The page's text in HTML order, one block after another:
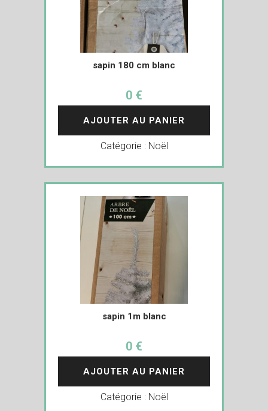
sapin 180 cm blanc
0 €
AJOUTER AU PANIER
Catégorie : Noël
sapin 1m blanc
0 €
AJOUTER AU PANIER
Catégorie : Noël